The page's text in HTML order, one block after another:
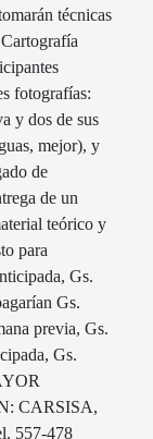
técnicas
fotografías:
y dos de sus
mejor), y
de
de un
teórico y
para
Gs.
Gs.
previa, Gs.
Gs.
CARSISA,
557-478